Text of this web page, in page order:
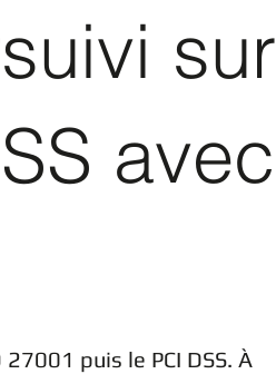
sur
avec
puis le PCI DSS. À